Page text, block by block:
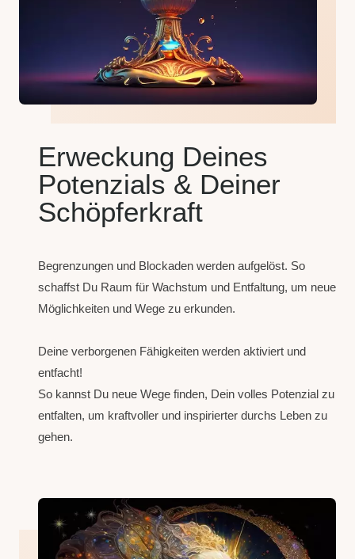
Erweckung Deines
Potenzials & Deiner
Schöpferkraft
Begrenzungen und Blockaden werden aufgelöst. So
schaffst Du Raum für Wachstum und Entfaltung, um neue
Möglichkeiten und Wege zu erkunden.
Deine verborgenen Fähigkeiten werden aktiviert und
entfacht!
So kannst Du neue Wege finden, Dein volles Potenzial zu
entfalten, um kraftvoller und inspirierter durchs Leben zu
gehen.